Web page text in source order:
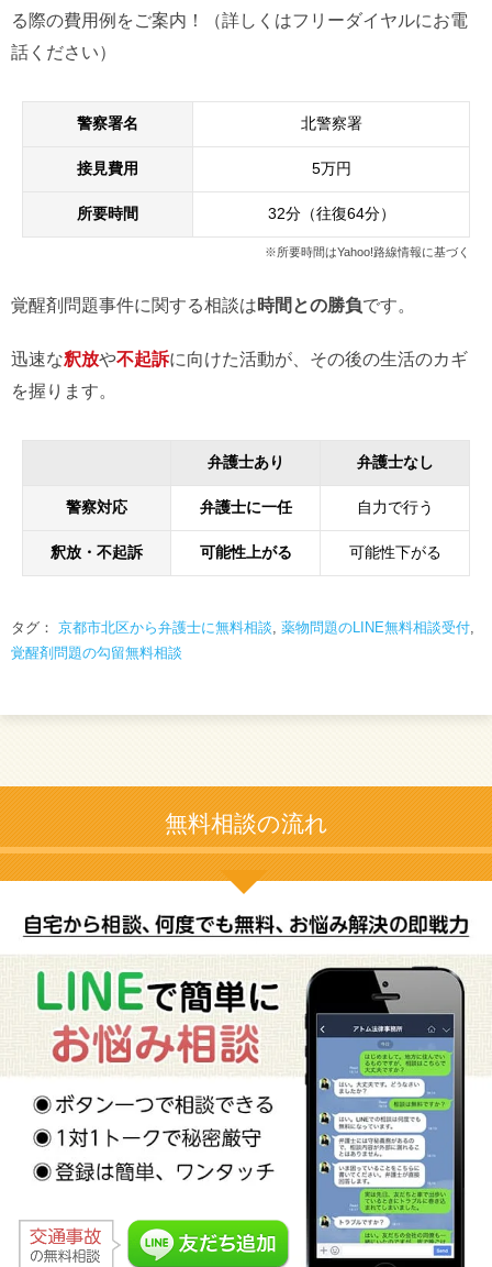
る際の費用例をご案内！（詳しくはフリーダイヤルにお電
話ください）
警察署名 北警察署
接見費用 5万円
所要時間 32分（往復64分）
※所要時間はYahoo!路線情報に基づく
覚醒剤問題事件に関する相談は時間との勝負です。
迅速な釈放や不起訴に向けた活動が、その後の生活のカギ
を握ります。
弁護士あり 弁護士なし
警察対応 弁護士に一任 自力で行う
釈放・不起訴 可能性上がる 可能性下がる
タグ： 京都市北区から弁護士に無料相談, 薬物問題のLINE無料相談受付,
覚醒剤問題の勾留無料相談
無料相談の流れ